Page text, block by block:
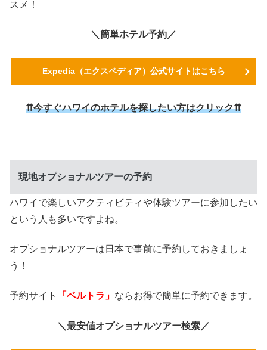
スメ！
＼簡単ホテル予約／
Expedia（エクスペディア）公式サイトはこちら
⇈今すぐハワイのホテルを探したい方はクリック⇈
現地オプショナルツアーの予約
ハワイで楽しいアクティビティや体験ツアーに参加したい
という人も多いですよね。
オプショナルツアーは日本で事前に予約しておきましょ
う！
予約サイト 「ベルトラ」 ならお得で簡単に予約できます。
＼最安値オプショナルツアー検索／